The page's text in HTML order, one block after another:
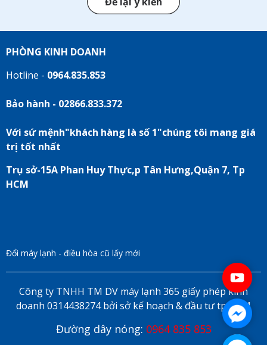
PHÒNG KINH DOANH
Hotline - 0964.835.853
Bảo hành - 02866.833.372
Với sứ mệnh"khách hàng là số 1"chúng tôi mang giá
trị tốt nhất
Trụ sở-15A Phan Huy Thực,p Tân Hưng,Quận 7, Tp
HCM
Đổi máy lạnh - điều hòa cũ lấy mới
Công ty TNHH TM DV máy lạnh 365 giấy phép kinh
doanh 0314438274 bởi sở kế hoạch & đầu tư tp HCM
Đường dây nóng: 0964 835 853